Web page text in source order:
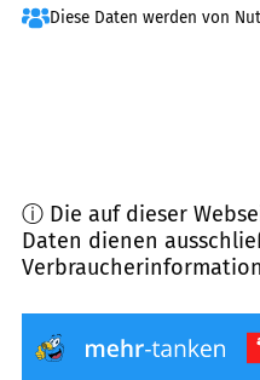
Diese Daten werden von
ⓘ Die auf dieser
Daten dienen